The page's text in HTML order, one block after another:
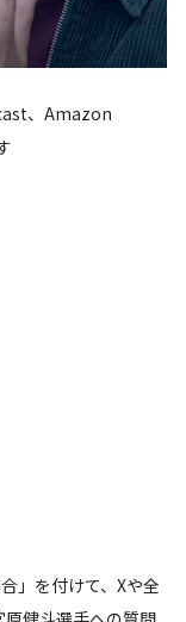
、Amazon
」を付けて、Xや全